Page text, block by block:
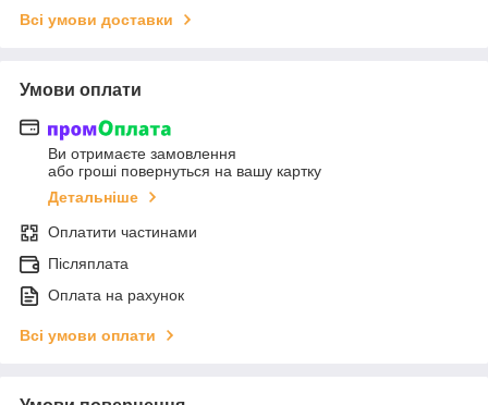
Всі умови доставки
Умови оплати
Ви отримаєте замовлення
або гроші повернуться на вашу картку
Детальніше
Оплатити частинами
Післяплата
Оплата на рахунок
Всі умови оплати